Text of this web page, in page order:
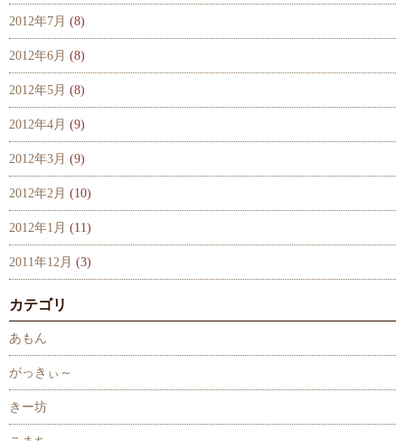
2012年7月 (8)
2012年6月 (8)
2012年5月 (8)
2012年4月 (9)
2012年3月 (9)
2012年2月 (10)
2012年1月 (11)
2011年12月 (3)
カテゴリ
あもん
がっきぃ～
きー坊